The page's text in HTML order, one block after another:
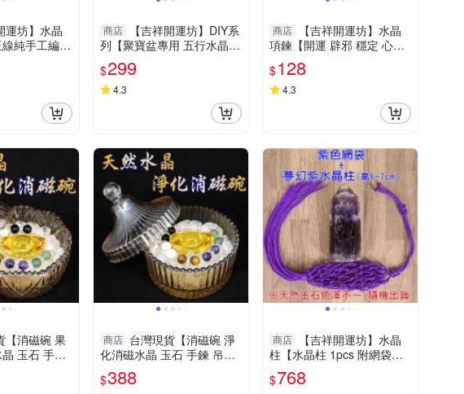
運坊】水晶
純手工編織
水晶球 有
吊掛】
商店
【吉祥開運坊】DIY系
列【聚寶盆專用 五行水晶石
五色石 大顆 每包100公克
共500公克】已淨化
$299
4.3
商店
【吉祥開運坊】水晶
項鍊【開運 辟邪 穩定 心型
愛心水晶墜頭 有九款可供選
擇 】淨化 擇日
$128
4.3
【消磁碗 果
玉石 手鍊
白水晶300公
商店 台灣現貨【消磁碗 淨
化消磁水晶 玉石 手鍊 吊飾
飾品等 附白水晶300公克 元
寶 已淨化】
$388
商店
【吉祥開運坊】水晶
柱【水晶柱 1pcs 附網袋可
吊掛 多款可供選擇】淨化
擇日
$768